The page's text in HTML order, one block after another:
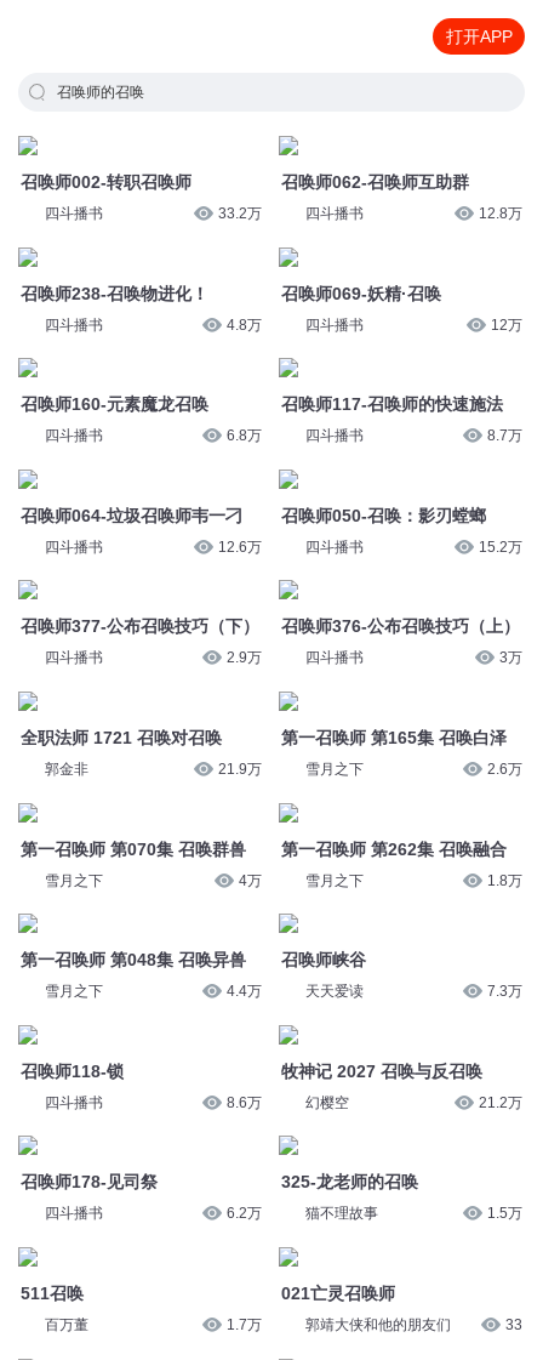
打开APP
召唤师的召唤
召唤师002-转职召唤师
四斗播书 33.2万
召唤师238-召唤物进化！
四斗播书 4.8万
召唤师160-元素魔龙召唤
四斗播书 6.8万
召唤师064-垃圾召唤师韦一刁
四斗播书 12.6万
召唤师377-公布召唤技巧（下）
四斗播书 2.9万
全职法师 1721 召唤对召唤
郭金非 21.9万
第一召唤师 第070集 召唤群兽
雪月之下 4万
第一召唤师 第048集 召唤异兽
雪月之下 4.4万
召唤师118-锁
四斗播书 8.6万
召唤师178-见司祭
四斗播书 6.2万
511召唤
百万董 1.7万
召唤师062-召唤师互助群
四斗播书 12.8万
召唤师069-妖精·召唤
四斗播书 12万
召唤师117-召唤师的快速施法
四斗播书 8.7万
召唤师050-召唤：影刃螳螂
四斗播书 15.2万
召唤师376-公布召唤技巧（上）
四斗播书 3万
第一召唤师 第165集 召唤白泽
雪月之下 2.6万
第一召唤师 第262集 召唤融合
雪月之下 1.8万
召唤师峡谷
天天爱读 7.3万
牧神记 2027 召唤与反召唤
幻樱空 21.2万
325-龙老师的召唤
猫不理故事 1.5万
021亡灵召唤师
郭靖大侠和他的朋友们 33